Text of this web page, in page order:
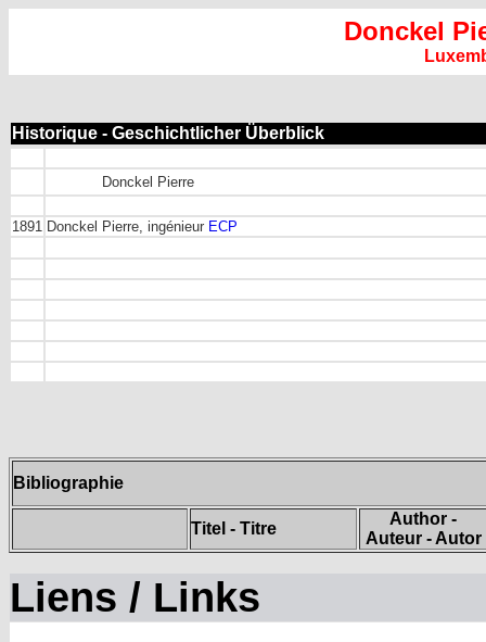
Donckel
Historique - Geschichtlicher Überblick
Donckel Pierre
1891 Donckel Pierre, ingénieur ECP
Bibliographie
Titel - Titre
Author -
Auteur - Autor
Liens / Links